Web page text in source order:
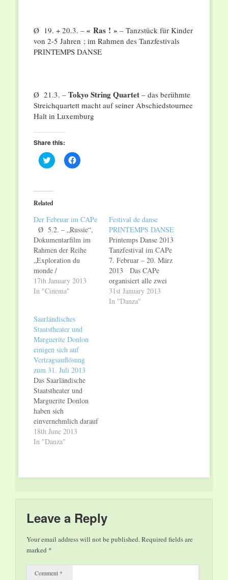
Ø 19. + 20.3. – « Ras ! » – Tanzstück für Kinder
von 2-5 Jahren ; im Rahmen des Tanzfestivals
PRINTEMPS DANSE
Ø 21.3. – Tokyo String Quartet– das berühmte
Streichquartett macht auf seiner Abschiedstournee
Halt in Luxemburg
Share this:
Click
to
(Opens
in
new
Click
to
Related
Der Februar im CAPe
Ø 5.2. – „Russie“,
Dokumentarfilm im
Rahmen der Reihe
„Exploration du
monde /
Welterkundung“ (im
Anhang) Ø 7.+8.2.
von Anu SISTONEN
im Rahmen des
Tanzfestivals
„PRINTEMPS
DANSE“ Ø 20.2. –
Die Dresdner
Kabarettistin und
Musikerin Anna Maria
Scholz, besser bekannt
als…
17th January 2013
In "Cinema"
Festival de danse
PRINTEMPS DANSE
Printemps Danse 2013
Tanzfestival im CAPe
7. Februar – 20. März
2013 Das CAPe
organisiert alle zwei
Jahre das Tanzfestival
PRINTEMPS
31st January 2013
In "Danza"
Saarländisches
Staatstheater und
Marguerite Donlon
einigen sich auf
Vertragsauflösung
zum 31. Juli 2013
Das Saarländische
Staatstheater und
Marguerite Donlon
haben sich
einvernehmlich darauf
verständigt, den
bestehenden Vertrag
abweichender
zukünftigen
Entwicklung der
Ballettsparte des
Saarländischen
18th June 2013
In "Danza"
Leave a Reply
Your email address will not be published.Required fields are
marked *
Comment *